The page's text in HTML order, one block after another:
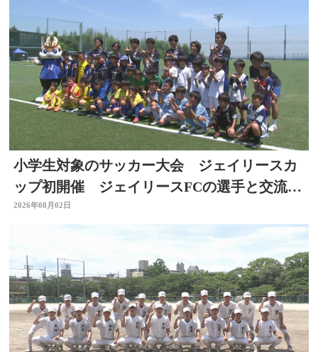
小学生対象のサッカー大会 ジェイリースカ
ップ初開催 ジェイリースFCの選手と交流
も 大分
2026年08月02日